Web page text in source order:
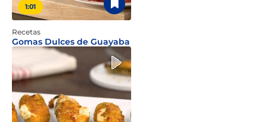
1:01
Recetas
Gomas Dulces de Guayaba